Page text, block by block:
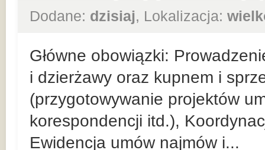
Dodane: dzisiaj, Lokalizacja:
Główne obowiązki:
i dzierżawy oraz kupnem i
(przygotowywanie projektów
korespondencji itd.),
Ewidencja umów najmów i...